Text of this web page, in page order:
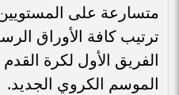
متسارعة على
ترتيب كافة الأوراق
الفريق الأول لكرة
الموسم الكروي الجديد.